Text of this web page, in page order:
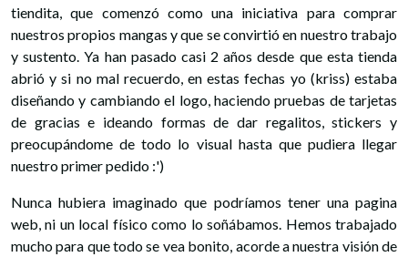
tiendita, que comenzó como una iniciativa para comprar
nuestros propios mangas y que se convirtió en nuestro trabajo
y sustento. Ya han pasado casi 2 años desde que esta tienda
abrió y si no mal recuerdo, en estas fechas yo (kriss) estaba
diseñando y cambiando el logo, haciendo pruebas de tarjetas
de gracias e ideando formas de dar regalitos, stickers y
preocupándome de todo lo visual hasta que pudiera llegar
nuestro primer pedido :')
Nunca hubiera imaginado que podríamos tener una pagina
web, ni un local físico como lo soñábamos. Hemos trabajado
mucho para que todo se vea bonito, acorde a nuestra visión de